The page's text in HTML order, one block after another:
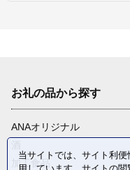
お礼の品から探す
ANAオリジナル
加工食品
当サイトでは、サイト利